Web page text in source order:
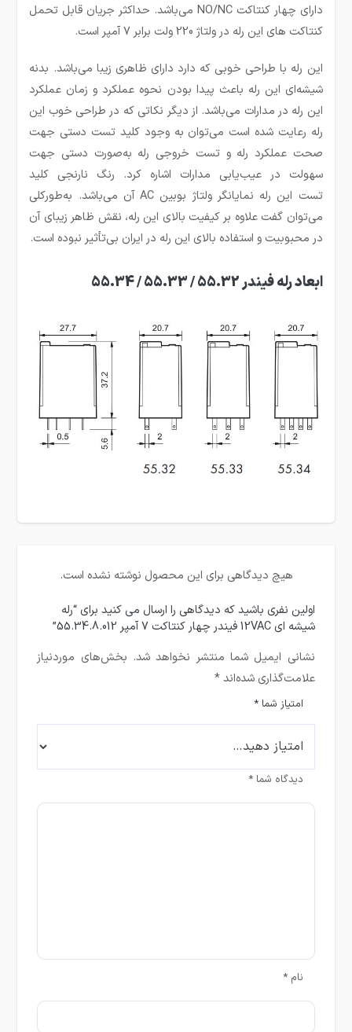
دارای چهار کنتاکت NO/NC می‌باشد. حداکثر جریان قابل‌ تحمل
کنتاکت های این رله در ولتاژ 220 ولت برابر 7 آمپر است.
این رله با طراحی خوبی که دارد دارای ظاهری زیبا می‌باشد. بدنه
شیشه‌ای این رله باعث پیدا بودن نحوه عملکرد و زمان عملکرد
این رله در مدارات می‌باشد. از دیگر نکاتی که در طراحی خوب این
رله رعایت شده است می‌توان به وجود کلید تست دستی جهت
صحت عملکرد رله و تست خروجی رله به‌صورت دستی جهت
سهولت در عیب‌یابی مدارات اشاره کرد. رنگ نارنجی کلید
تست این رله نمایانگر ولتاژ بوبین AC آن می‌باشد. به‌طورکلی
می‌توان گفت علاوه بر کیفیت بالای این رله، نقش ظاهر زیبای آن
در محبوبیت و استفاده بالای این رله در ایران بی‌تأثیر نبوده است.
ابعاد رله فیندر 55.32 / 55.33 / 55.34
هیچ دیدگاهی برای این محصول نوشته نشده است.
اولین نفری باشید که دیدگاهی را ارسال می کنید برای “رله
شیشه ای 12VAC فیندر چهار کنتاکت 7 آمپر 55.34.8.012”
نشانی ایمیل شما منتشر نخواهد شد. بخش‌های موردنیاز
علامت‌گذاری شده‌اند*
امتیاز شما*
دیدگاه شما*
نام*